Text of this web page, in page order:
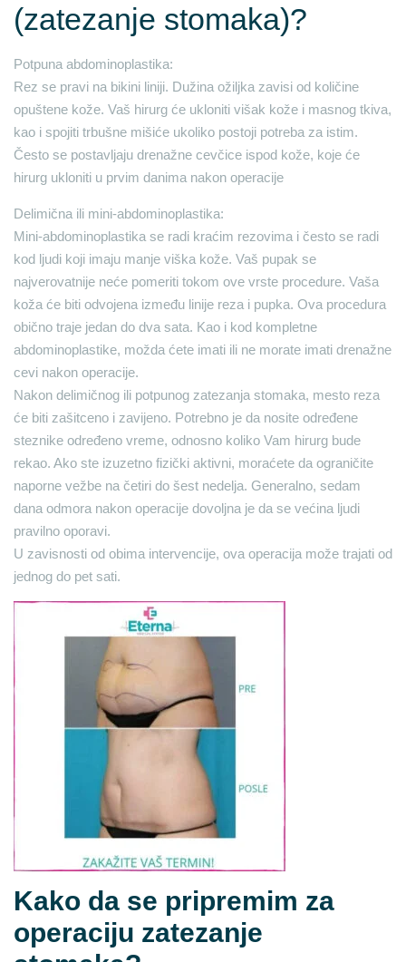
(zatezanje stomaka)?
Potpuna abdominoplastika:
Rez se pravi na bikini liniji. Dužina ožiljka zavisi od količine
opuštene kože. Vaš hirurg će ukloniti višak kože i masnog tkiva,
kao i spojiti trbušne mišiće ukoliko postoji potreba za istim.
Često se postavljaju drenažne cevčice ispod kože, koje će
hirurg ukloniti u prvim danima nakon operacije
Delimična ili mini-abdominoplastika:
Mini-abdominoplastika se radi kraćim rezovima i često se radi
kod ljudi koji imaju manje viška kože. Vaš pupak se
najverovatnije neće pomeriti tokom ove vrste procedure. Vaša
koža će biti odvojena između linije reza i pupka. Ova procedura
obično traje jedan do dva sata. Kao i kod kompletne
abdominoplastike, možda ćete imati ili ne morate imati drenažne
cevi nakon operacije.
Nakon delimičnog ili potpunog zatezanja stomaka, mesto reza
će biti zašitceno i zavijeno. Potrebno je da nosite određene
steznike određeno vreme, odnosno koliko Vam hirurg bude
rekao. Ako ste izuzetno fizički aktivni, moraćete da ograničite
naporne vežbe na četiri do šest nedelja. Generalno, sedam
dana odmora nakon operacije dovoljna je da se većina ljudi
pravilno oporavi.
U zavisnosti od obima intervencije, ova operacija može trajati od
jednog do pet sati.
Kako da se pripremim za
operaciju zatezanje